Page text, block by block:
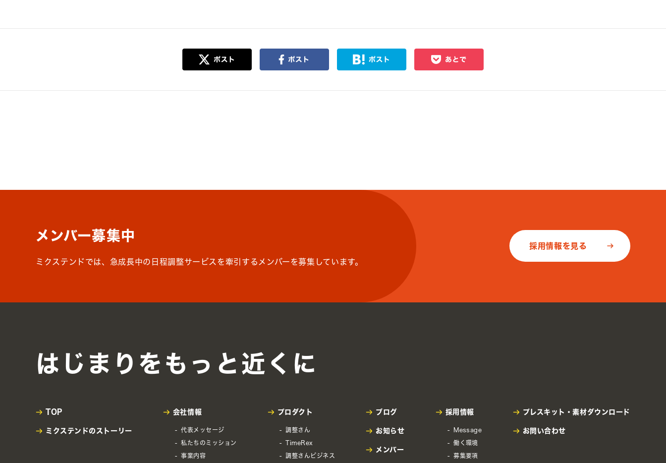
メンバー募集中
ミクステンドでは、急成長中の日程調整サービスを牽引するメンバーを募集しています。
採用情報を見る
はじまりを もっと近くに
TOP
ミクステンドの ストーリー
会社情報
代表メッセージ
私たちのミッション
事業内容
プロダクト
調整さん
TimeRex
調整さんビジネス
ブログ
お知らせ
メンバー
採用情報
Message
働く環境
募集要項
プレスキット・素材ダウンロード
お問い合わせ